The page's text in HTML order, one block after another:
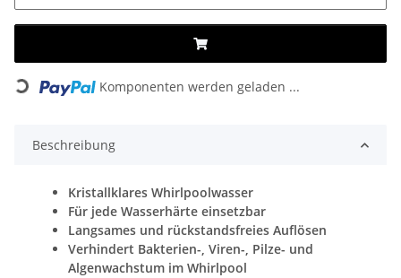
Loading... Komponenten werden geladen ...
Beschreibung
Kristallklares Whirlpoolwasser
Für jede Wasserhärte einsetzbar
Langsames und rückstandsfreies Auflösen
Verhindert Bakterien-, Viren-, Pilze- und
Algenwachstum im Whirlpool